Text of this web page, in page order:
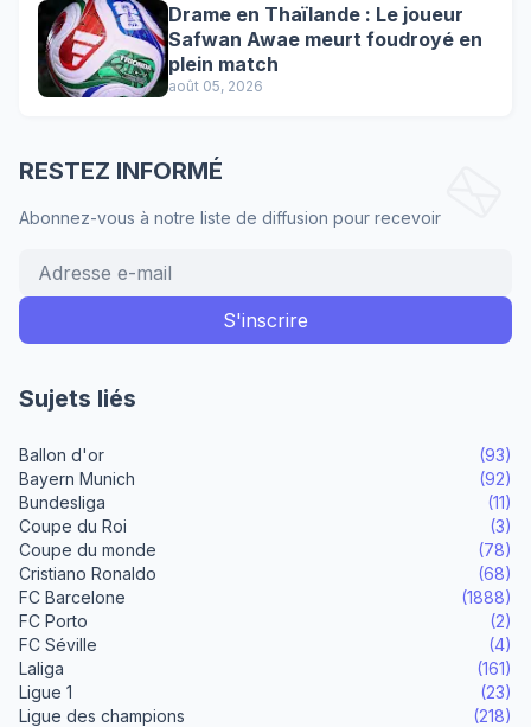
Drame en Thaïlande : Le joueur
Safwan Awae meurt foudroyé en
plein match
août 05, 2026
RESTEZ INFORMÉ
Abonnez-vous à notre liste de diffusion pour recevoir
Sujets liés
Ballon d'or
(93)
Bayern Munich
(92)
Bundesliga
(11)
Coupe du Roi
(3)
Coupe du monde
(78)
Cristiano Ronaldo
(68)
FC Barcelone
(1888)
FC Porto
(2)
FC Séville
(4)
Laliga
(161)
Ligue 1
(23)
Ligue des champions
(218)